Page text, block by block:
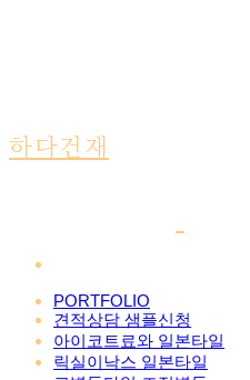
하다건재
PORTFOLIO
견적상담 샘플신청
아이코트료와 일본타일
릭실이낙스 일본타일